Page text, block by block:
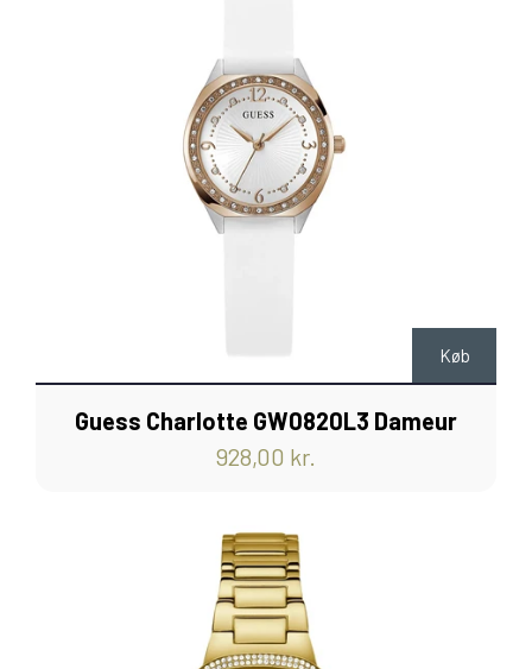
Køb
Guess Charlotte GW0820L3 Dameur
928,00 kr.